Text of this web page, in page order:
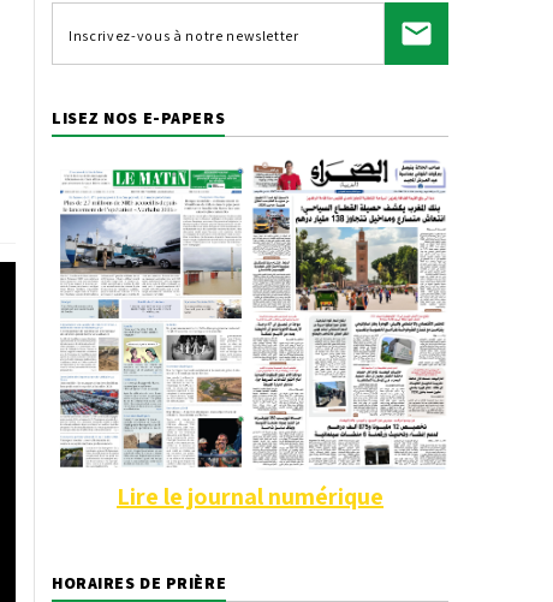
LISEZ NOS E-PAPERS
Lire le journal numérique
HORAIRES DE PRIÈRE